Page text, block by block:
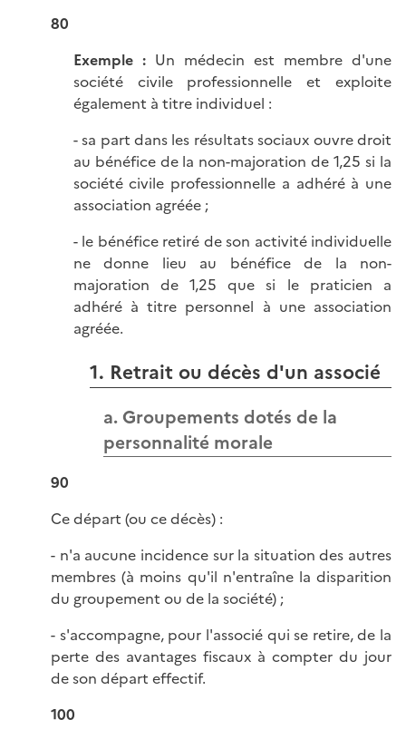
80
Exemple : Un médecin est membre d'une
société civile professionnelle et exploite
également à titre individuel :
- sa part dans les résultats sociaux ouvre droit
au bénéfice de la non-majoration de 1,25 si la
société civile professionnelle a adhéré à une
association agréée ;
- le bénéfice retiré de son activité individuelle
ne donne lieu au bénéfice de la non-
majoration de 1,25 que si le praticien a
adhéré à titre personnel à une association
agréée.
1. Retrait ou décès d'un associé
a. Groupements dotés de la
personnalité morale
90
Ce départ (ou ce décès) :
- n'a aucune incidence sur la situation des autres
membres (à moins qu'il n'entraîne la disparition
du groupement ou de la société) ;
- s'accompagne, pour l'associé qui se retire, de la
perte des avantages fiscaux à compter du jour
de son départ effectif.
100